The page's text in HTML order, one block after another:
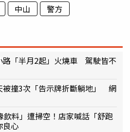
中山 警方
路「半月2起」火燒車 駕駛皆不
被撞3次「告示牌折斷躺地」 網
飲料」遭掃空！店家喊話「舒跑
良心